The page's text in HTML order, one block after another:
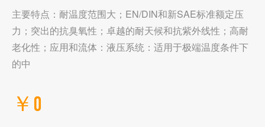
主要特点：耐温度范围大；EN/DIN和新SAE标准额定压
力；突出的抗臭氧性；卓越的耐天候和抗紫外线性；高耐
老化性；应用和流体：液压系统：适用于极端温度条件下
的中
￥0